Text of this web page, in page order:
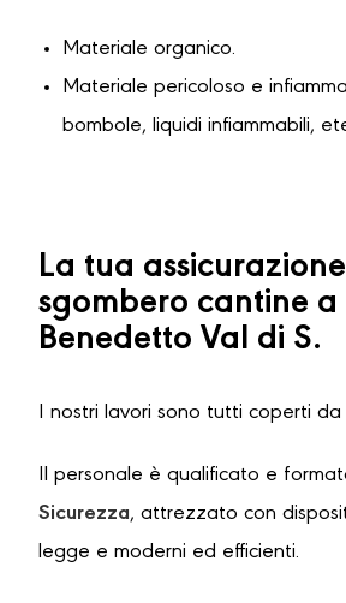
Materiale organico.
Materiale pericoloso e
bombole, liquidi infiammabili,
La tua
sgombero cantine a
Benedetto Val di S.
I nostri lavori sono tutti coperti da
Il personale è qualificato e
Sicurezza, attrezzato con
legge e moderni ed efficienti.